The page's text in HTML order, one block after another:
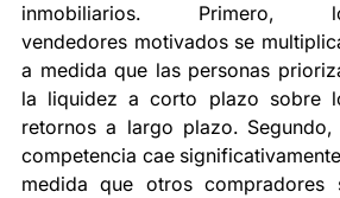
inmobiliarios. Primero,
vendedores motivados se
a medida que las personas
la liquidez a corto plazo sobre
retornos a largo plazo. Segundo,
competencia cae
medida que otros compradores